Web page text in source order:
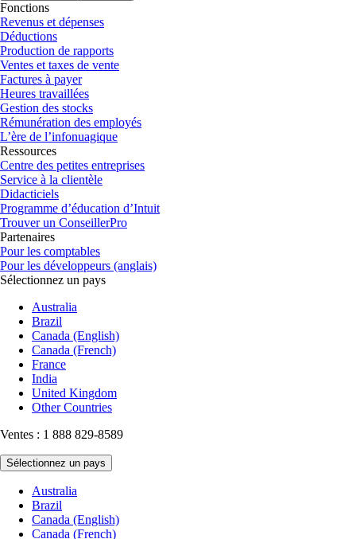
Fonctions
Revenus et dépenses
Déductions
Production de rapports
Ventes et taxes de vente
Factures à payer
Heures travaillées
Gestion des stocks
Rémunération des employés
L’ère de l’infonuagique
Ressources
Centre des petites entreprises
Service à la clientèle
Didacticiels
Programme d’éducation d’Intuit
Trouver un ConseillerPro
Partenaires
Pour les comptables
Pour les développeurs (anglais)
Sélectionnez un pays
Australia
Brazil
Canada (English)
Canada (French)
France
India
United Kingdom
Other Countries
Ventes : 1 888 829-8589
Sélectionnez un pays
Australia
Brazil
Canada (English)
Canada (French)